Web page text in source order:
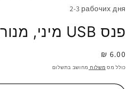
2-3 рабочих дня
פנס USB מיני, מנורה
מחיר
רגיל
6.00 ₪
כולל מס משלוח מחושב בתשלום